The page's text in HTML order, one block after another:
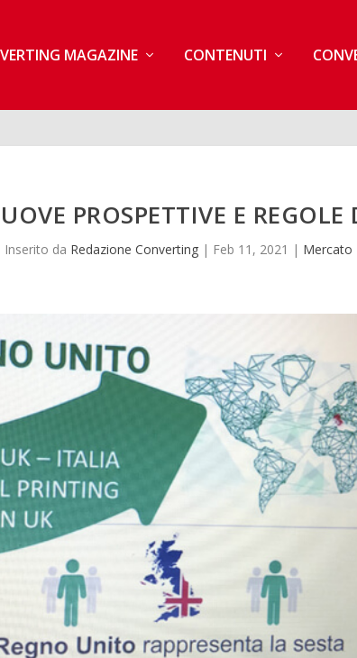
MAGAZINE CONTENUTI
PROSPETTIVE E REGOLE
Inserito da Redazione Converting| Feb 11, 2021 | Mercato